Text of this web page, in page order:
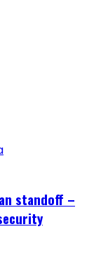
standoff –